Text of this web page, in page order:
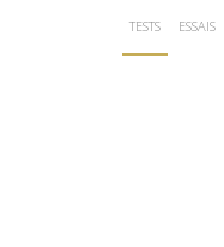
TESTS ESSAIS